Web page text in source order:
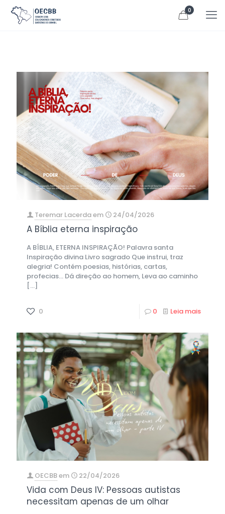
0
Teremar Lacerdaem 24/04/2026
A Bíblia eterna inspiração
A BÍBLIA, ETERNA INSPIRAÇÃO! Palavra santa
Inspiração divina Livro sagrado Que instrui, traz
alegria! Contém poesias, histórias, cartas,
profecias… Dá direção ao homem, Leva ao caminho
[…]
0 0 Leia mais
OECBBem 22/04/2026
Vida com Deus IV: Pessoas autistas
necessitam apenas de um olhar